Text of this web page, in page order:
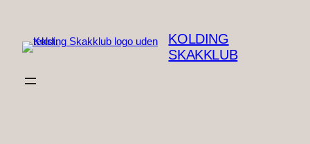
KOLDING
SKAKKLUB